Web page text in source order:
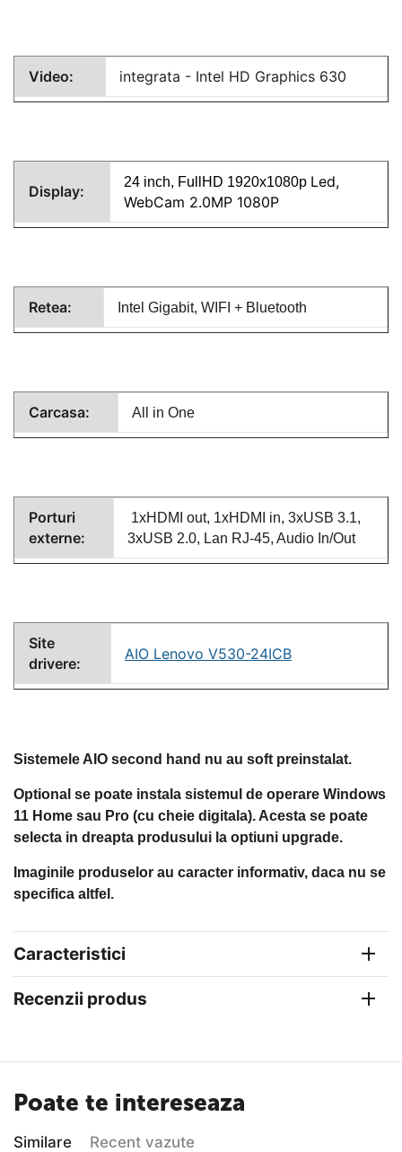
Video: integrata - Intel HD Graphics 630
Display:
24 inch, FullHD 1920x1080p Led,
WebCam 2.0MP 1080P
Retea: Intel Gigabit, WIFI + Bluetooth
Carcasa: All in One
Porturi
externe:
1xHDMI out, 1xHDMI in, 3xUSB 3.1,
3xUSB 2.0, Lan RJ-45, Audio In/Out
Site
drivere:
AIO Lenovo V530-24ICB
Sistemele AIO second hand nu au soft preinstalat.
Optional se poate instala sistemul de operare Windows
11 Home sau Pro (cu cheie digitala). Acesta se poate
selecta in dreapta produsului la optiuni upgrade.
Imaginile produselor au caracter informativ, daca nu se
specifica altfel.
Caracteristici
Recenzii produs
Poate te intereseaza
Similare Recent vazute